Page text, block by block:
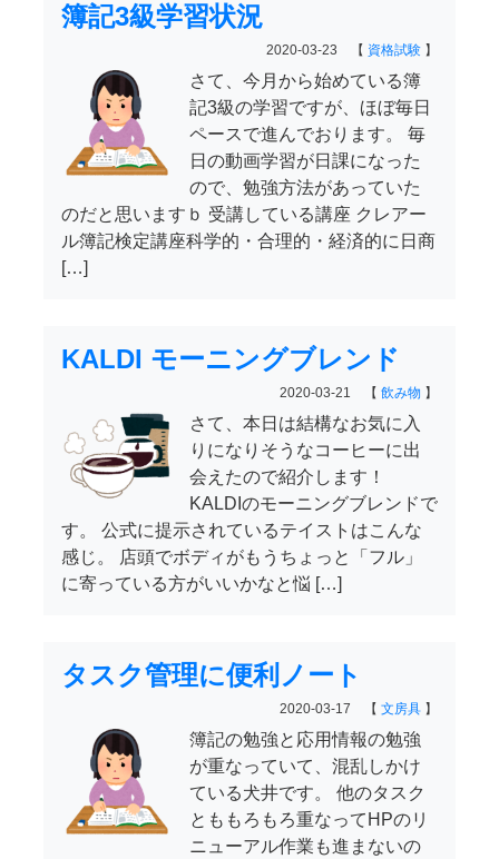
簿記3級学習状況
2020-03-23 【 資格試験 】
さて、今月から始めている簿
記3級の学習ですが、ほぼ毎日
ペースで進んでおります。 毎
日の動画学習が日課になった
ので、勉強方法があっていた
のだと思いますｂ 受講している講座 クレアー
ル簿記検定講座科学的・合理的・経済的に日商
[…]
KALDI モーニングブレンド
2020-03-21 【 飲み物 】
さて、本日は結構なお気に入
りになりそうなコーヒーに出
会えたので紹介します！
KALDIのモーニングブレンドで
す。 公式に提示されているテイストはこんな
感じ。 店頭でボディがもうちょっと「フル」
に寄っている方がいいかなと悩 […]
タスク管理に便利ノート
2020-03-17 【 文房具 】
簿記の勉強と応用情報の勉強
が重なっていて、混乱しかけ
ている犬井です。 他のタスク
とももろもろ重なってHPのリ
ニューアル作業も進まないの